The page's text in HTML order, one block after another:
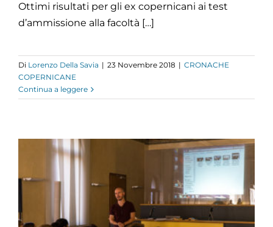
Ottimi risultati per gli ex copernicani ai test
d’ammissione alla facoltà […]
Di Lorenzo Della Savia | 23 Novembre 2018 | CRONACHE
COPERNICANE
Continua a leggere